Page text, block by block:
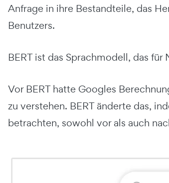
Anfrage in ihre Bestandteile, das
Benutzers.
BERT ist das Sprachmodell, das
Vor BERT hatte Googles
zu verstehen. BERT änderte das,
betrachten, sowohl vor als auch